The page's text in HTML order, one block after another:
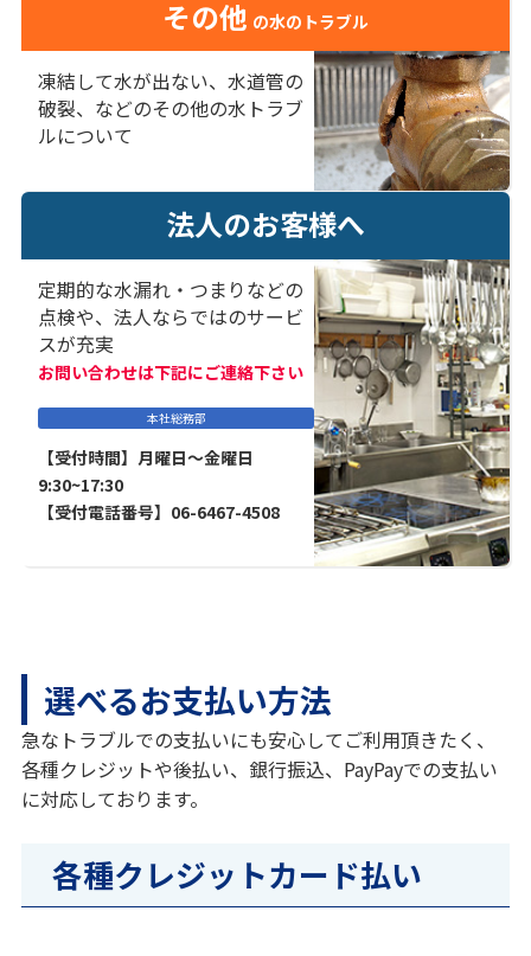
その他 の水のトラブル
凍結して水が出ない、水道管の
破裂、などのその他の水トラブ
ルについて
法人のお客様へ
定期的な水漏れ・つまりなどの
点検や、法人ならではのサービ
スが充実
お問い合わせは下記にご連絡下さい
本社総務部
【受付時間】月曜日～金曜日
9:30~17:30
【受付電話番号】06-6467-4508
選べるお支払い方法
急なトラブルでの支払いにも安心してご利用頂きたく、
各種クレジットや後払い、銀行振込、PayPayでの支払い
に対応しております。
各種クレジットカード払い